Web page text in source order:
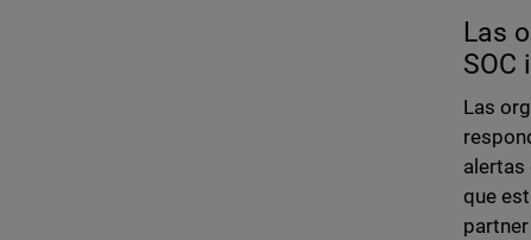
Las
SOC
Las
alertas
que